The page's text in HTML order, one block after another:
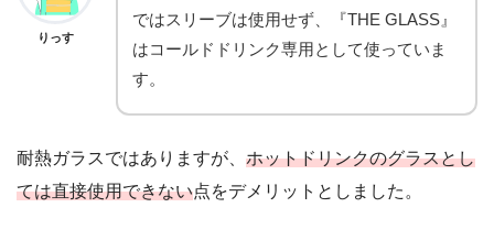
りっす
ではスリーブは使用せず、『THE GLASS』
はコールドドリンク専用として使っていま
す。
耐熱ガラスではありますが、 ホットドリンクのグラスとし
ては直接使用できない点をデメリットとしました。